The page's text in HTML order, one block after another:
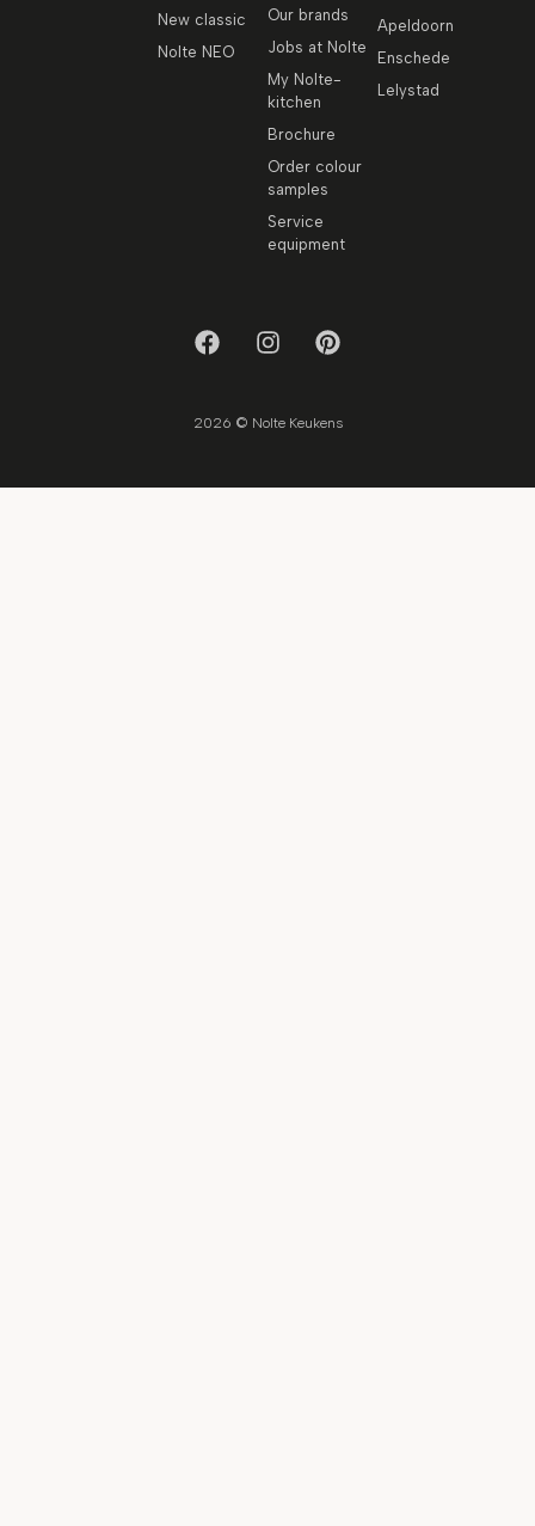
New classic
Nolte NEO
Our brands
Jobs at Nolte
My Nolte-
kitchen
Brochure
Order colour
samples
Service
equipment
Apeldoorn
Enschede
Lelystad
2026 © Nolte Keukens